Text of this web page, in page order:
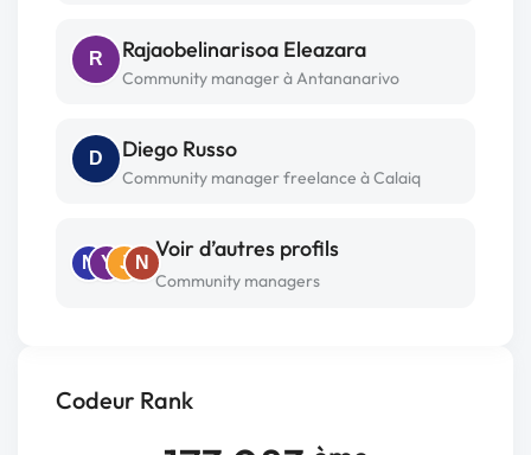
Codeur Rank
R Rajaobelinarisoa Eleazara
Community manager à Antananarivo
D Diego Russo
Community manager freelance à Calaiq
N Y J N
Voir d’autres profils
Community managers